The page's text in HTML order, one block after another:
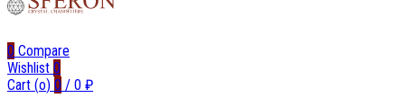
0 Compare
Wishlist 0
Cart (o) 0 / 0 ₽